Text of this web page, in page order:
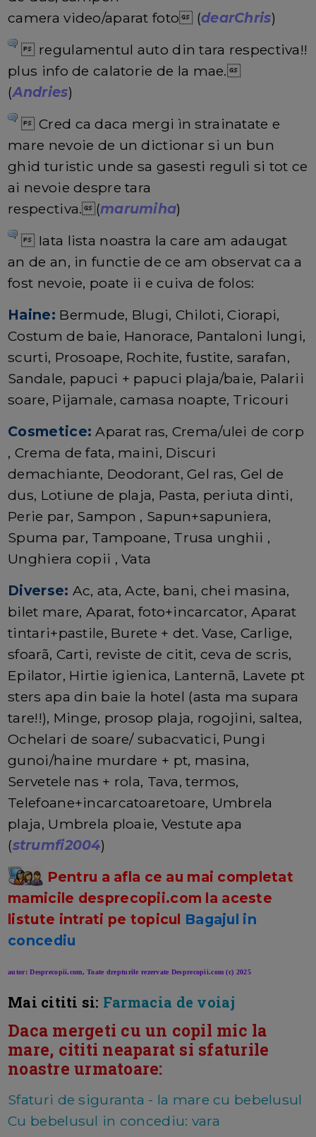
camera video/aparat foto (dearChris)
regulamentul auto din tara respectiva!!
plus info de calatorie de la mae.
(Andries)
Cred ca daca mergi ìn strainatate e
mare nevoie de un dictionar si un bun
ghid turistic unde sa gasesti reguli si tot ce
ai nevoie despre tara
respectiva.(marumiha)
Iata lista noastra la care am adaugat
an de an, in functie de ce am observat ca a
fost nevoie, poate ii e cuiva de folos:
Haine: Bermude, Blugi, Chiloti, Ciorapi,
Costum de baie, Hanorace, Pantaloni lungi,
scurti, Prosoape, Rochite, fustite, sarafan,
Sandale, papuci + papuci plaja/baie, Palarii
soare, Pijamale, camasa noapte, Tricouri
Cosmetice: Aparat ras, Crema/ulei de corp
, Crema de fata, maini, Discuri
demachiante, Deodorant, Gel ras, Gel de
dus, Lotiune de plaja, Pasta, periuta dinti,
Perie par, Sampon , Sapun+sapuniera,
Spuma par, Tampoane, Trusa unghii ,
Unghiera copii , Vata
Diverse: Ac, ata, Acte, bani, chei masina,
bilet mare, Aparat, foto+incarcator, Aparat
tintari+pastile, Burete + det. Vase, Carlige,
sfoarã, Carti, reviste de citit, ceva de scris,
Epilator, Hirtie igienica, Lanternã, Lavete pt
sters apa din baie la hotel (asta ma supara
tare!!), Minge, prosop plaja, rogojini, saltea,
Ochelari de soare/ subacvatici, Pungi
gunoi/haine murdare + pt, masina,
Servetele nas + rola, Tava, termos,
Telefoane+incarcatoaretoare, Umbrela
plaja, Umbrela ploaie, Vestute apa
(strumfi2004)
Pentru a afla ce au mai completat
mamicile desprecopii.com la aceste
listute intrati pe topicul Bagajul in
concediu
autor: Desprecopii.com, Toate drepturile rezervate Desprecopii.com (c) 2025
Mai cititi si: Farmacia de voiaj
Daca mergeti cu un copil mic la
mare, cititi neaparat si sfaturile
noastre urmatoare:
Sfaturi de siguranta - la mare cu bebelusul
Cu bebelusul in concediu: vara